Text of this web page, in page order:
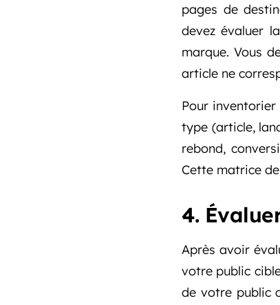
pages de
devez évaluer
marque. Vous
article ne
Pour
type (article,
rebond,
Cette matrice
4.
Après avoir
votre public
de votre public